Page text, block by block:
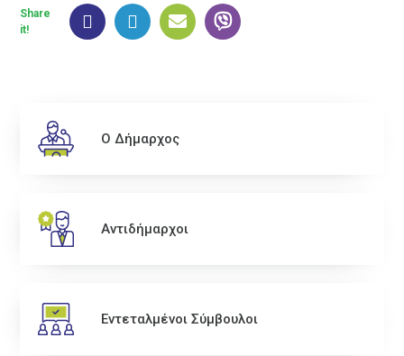
Share
it!
Ο Δήμαρχος
Αντιδήμαρχοι
Εντεταλμένοι Σύμβουλοι